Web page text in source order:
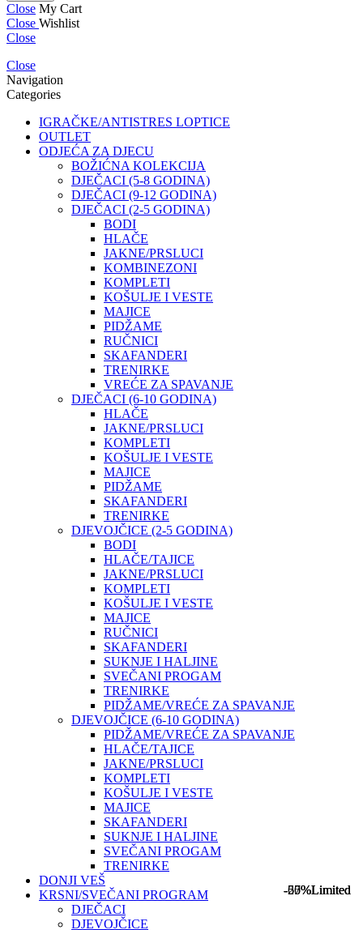
-67%Limited
-25%Limited
-50%Limited
Close My Cart
Close Wishlist
Close
Close
Navigation
Categories
IGRAČKE/ANTISTRES LOPTICE
OUTLET
ODJEĆA ZA DJECU
BOŽIĆNA KOLEKCIJA
DJEČACI (5-8 GODINA)
DJEČACI (9-12 GODINA)
DJEČACI (2-5 GODINA)
BODI
HLAČE
JAKNE/PRSLUCI
KOMBINEZONI
KOMPLETI
KOŠULJE I VESTE
MAJICE
PIDŽAME
RUČNICI
SKAFANDERI
TRENIRKE
VREĆE ZA SPAVANJE
DJEČACI (6-10 GODINA)
HLAČE
JAKNE/PRSLUCI
KOMPLETI
KOŠULJE I VESTE
MAJICE
PIDŽAME
SKAFANDERI
TRENIRKE
DJEVOJČICE (2-5 GODINA)
BODI
HLAČE/TAJICE
JAKNE/PRSLUCI
KOMPLETI
KOŠULJE I VESTE
MAJICE
RUČNICI
SKAFANDERI
SUKNJE I HALJINE
SVEČANI PROGAM
TRENIRKE
PIDŽAME/VREĆE ZA SPAVANJE
DJEVOJČICE (6-10 GODINA)
PIDŽAME/VREĆE ZA SPAVANJE
HLAČE/TAJICE
JAKNE/PRSLUCI
KOMPLETI
KOŠULJE I VESTE
MAJICE
SKAFANDERI
SUKNJE I HALJINE
SVEČANI PROGAM
TRENIRKE
DONJI VEŠ
KRSNI/SVEČANI PROGRAM
DJEČACI
DJEVOJČICE